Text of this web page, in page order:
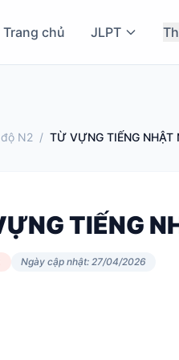
Trang chủ JLPT
N2 / TỪ VỰNG TIẾNG NHẬT
TIẾNG
Ngày cập nhật: 27/04/2026